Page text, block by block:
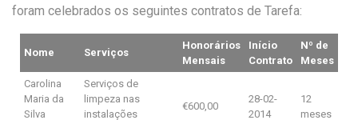
foram celebrados os seguintes contratos de Tarefa:
Nome Serviços
Honorários
Mensais
Início
Contrato
Nº de
Meses
Carolina
Maria da
Silva
Serviços de
limpeza nas
instalações
€600,00
28-02-
2014
12
meses